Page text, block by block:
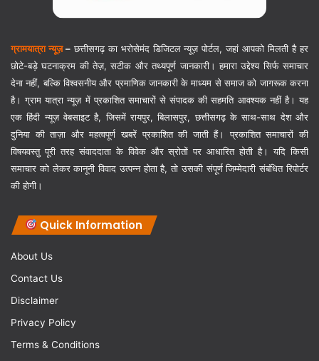
ग्रामयात्रा न्यूज़–छत्तीसगढ़ का भरोसेमंद डिजिटल न्यूज़ पोर्टल, जहां आपको मिलती है हर
छोटे-बड़े घटनाक्रम की तेज़, सटीक और तथ्यपूर्ण जानकारी। हमारा उद्देश्य सिर्फ समाचार
देना नहीं, बल्कि विश्वसनीय और प्रमाणिक जानकारी के माध्यम से समाज को जागरूक करना
है। ग्राम यात्रा न्यूज़ में प्रकाशित समाचारों से संपादक की सहमति आवश्यक नहीं है। यह
एक हिंदी न्यूज़ वेबसाइट है, जिसमें रायपुर, बिलासपुर, छत्तीसगढ़ के साथ-साथ देश और
दुनिया की ताज़ा और महत्वपूर्ण खबरें प्रकाशित की जाती हैं। प्रकाशित समाचारों की
विषयवस्तु पूरी तरह संवाददाता के विवेक और स्रोतों पर आधारित होती है। यदि किसी
समाचार को लेकर कानूनी विवाद उत्पन्न होता है, तो उसकी संपूर्ण जिम्मेदारी संबंधित रिपोर्टर
की होगी।
Quick Information
About Us
Contact Us
Disclaimer
Privacy Policy
Terms & Conditions